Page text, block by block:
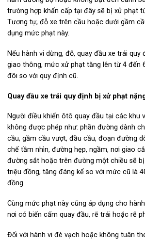
trường hợp khẩn cấp tại đây sẽ bị xử phạt
Tương tự, đỗ xe trên cầu hoặc dưới gầm
dụng mức phạt này.
Nếu hành vi dừng, đỗ, quay đầu xe trái
giao thông, mức xử phạt tăng lên từ 4 đến
đôi so với quy định cũ.
Quay đầu xe trái quy định bị xử phạt
Người điều khiển ôtô quay đầu tại các khu
không được phép như: phần đường dành
cầu, gầm cầu vượt, đầu cầu, đoạn đường
chế tầm nhìn, đường hẹp, ngầm, nơi giao
đường sắt hoặc trên đường một chiều sẽ
triệu đồng, tăng đáng kể so với mức cũ là
đồng.
Cùng mức phạt này cũng áp dụng cho
nơi có biển cấm quay đầu, rẽ trái hoặc rẽ
Đối với hành vi đè vạch hoặc không tuân